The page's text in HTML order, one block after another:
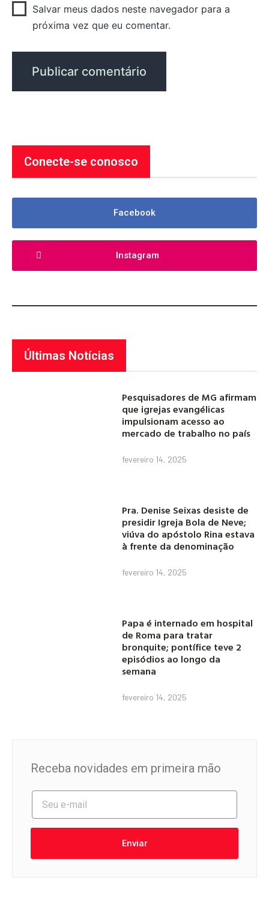
Salvar meus dados neste navegador para a
próxima vez que eu comentar.
Conecte-se conosco
Facebook
Instagram
Últimas Notícias
Pesquisadores de MG afirmam
que igrejas evangélicas
impulsionam acesso ao
mercado de trabalho no país
fevereiro 14, 2025
Pra. Denise Seixas desiste de
presidir Igreja Bola de Neve;
viúva do apóstolo Rina estava
à frente da denominação
fevereiro 14, 2025
Papa é internado em hospital
de Roma para tratar
bronquite; pontífice teve 2
episódios ao longo da
semana
fevereiro 14, 2025
Receba novidades em primeira mão
Enviar